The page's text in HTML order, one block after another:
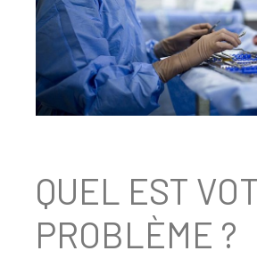
QUEL EST
PROBLÈME ?